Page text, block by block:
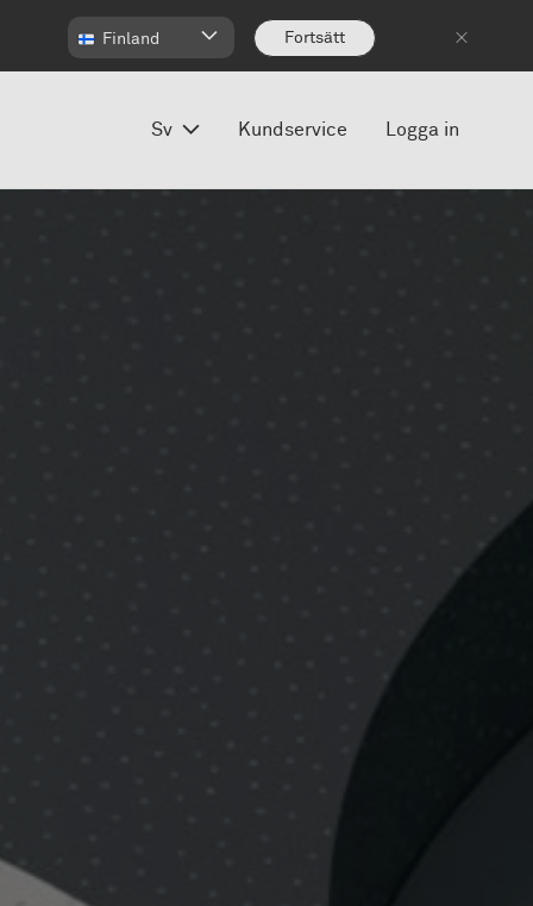
Finland Fortsätt
Sv Kundservice Logga in